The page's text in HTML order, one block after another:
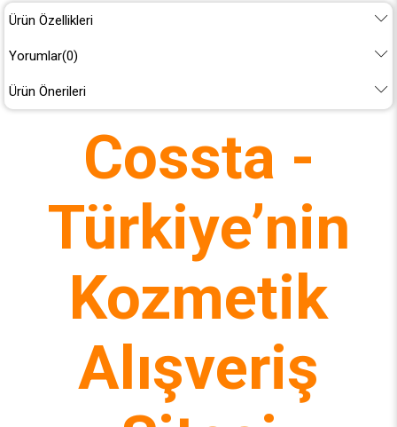
Ürün Özellikleri
Yorumlar(0)
Ürün Önerileri
Cossta -
Türkiye’nin
Kozmetik
Alışveriş